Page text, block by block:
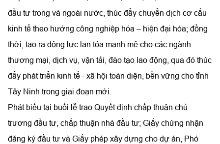
đầu tư trong và ngoài nước, thúc đẩy chuyển dịch cơ cấu
kinh tế theo hướng công nghiệp hóa – hiện đại hóa; đồng
thời, tạo ra động lực lan tỏa mạnh mẽ cho các ngành
thương mại, dịch vụ, vận tải, đào tạo lao động, qua đó thúc
đẩy phát triển kinh tế - xã hội toàn diện, bền vững cho tỉnh
Tây Ninh trong giai đoạn mới.
Phát biểu tại buổi lễ trao Quyết định chấp thuận chủ
trương đầu tư, chấp thuận nhà đầu tư; Giấy chứng nhận
đăng ký đầu tư và Giấy phép xây dựng cho dự án, Phó